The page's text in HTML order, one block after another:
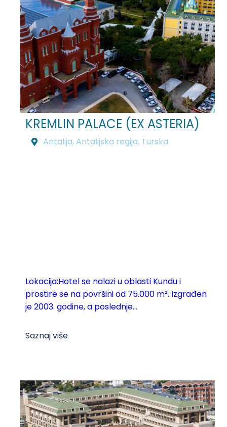
KREMLIN PALACE (EX ASTERIA)
Antalija,Antalijska regija, Turska
Lokacija:Hotel se nalazi u oblasti Kundu i
prostire se na površini od 75.000 m². Izgrađen
je 2003. godine, a poslednje...
Saznaj više